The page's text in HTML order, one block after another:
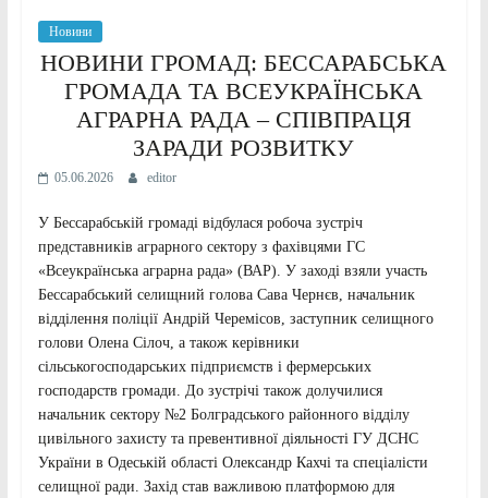
Новини
НОВИНИ ГРОМАД: БЕССАРАБСЬКА
ГРОМАДА ТА ВСЕУКРАЇНСЬКА
АГРАРНА РАДА – СПІВПРАЦЯ
ЗАРАДИ РОЗВИТКУ
05.06.2026 editor
У Бессарабській громаді відбулася робоча зустріч
представників аграрного сектору з фахівцями ГС
«Всеукраїнська аграрна рада» (ВАР). У заході взяли участь
Бессарабський селищний голова Сава Чернєв, начальник
відділення поліції Андрій Черемісов, заступник селищного
голови Олена Сілоч, а також керівники
сільськогосподарських підприємств і фермерських
господарств громади. До зустрічі також долучилися
начальник сектору №2 Болградського районного відділу
цивільного захисту та превентивної діяльності ГУ ДСНС
України в Одеській області Олександр Кахчі та спеціалісти
селищної ради. Захід став важливою платформою для